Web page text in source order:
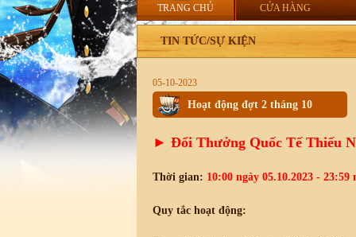
TRANG CHỦ CỬA HÀNG
TIN TỨC/SỰ KIỆN
05-10-2023
Hoạt động đợt 2 tháng 10
► Đổi Thưởng Quốc Tế Thiếu
Thời gian: 10:00 ngày 05.10.2023 - 23:59
Quy tắc hoạt động: